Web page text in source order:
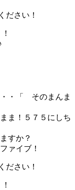
ださい！
・・「 そのまんま
ま！５７５にしち
すか？
ァイブ！
ださい！